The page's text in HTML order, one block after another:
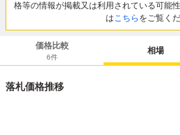
格等の情報が掲載又は利用されている可能
はこちら をご覧くだ
価格比較
6件
相場
落札価格推移